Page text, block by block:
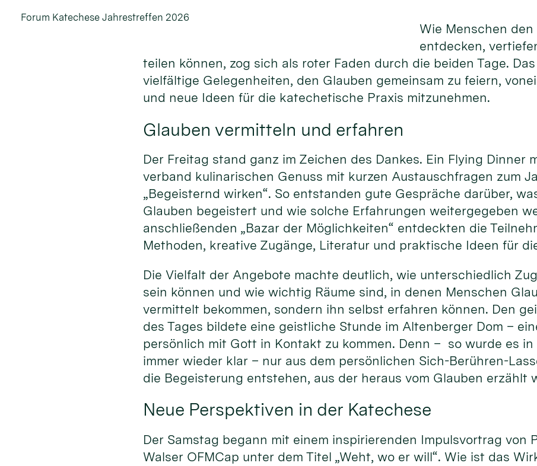
Forum Katechese Jahrestreffen 2026
Wie Menschen den
entdecken,
teilen können, zog sich als roter Faden durch die beiden Tage.
vielfältige Gelegenheiten, den Glauben gemeinsam zu feiern,
und neue Ideen für die katechetische Praxis mitzunehmen.
Glauben vermitteln und erfahren
Der Freitag stand ganz im Zeichen des Dankes. Ein Flying Dinner
verband kulinarischen Genuss mit kurzen Austauschfragen zum
„Begeisternd wirken“. So entstanden gute Gespräche darüber,
Glauben begeistert und wie solche Erfahrungen weitergegeben
anschließenden „Bazar der Möglichkeiten“ entdeckten die
Methoden, kreative Zugänge, Literatur und praktische Ideen für
Die Vielfalt der Angebote machte deutlich, wie unterschiedlich
sein können und wie wichtig Räume sind, in denen Menschen
vermittelt bekommen, sondern ihn selbst erfahren können. Den
des Tages bildete eine geistliche Stunde im Altenberger Dom –
persönlich mit Gott in Kontakt zu kommen. Denn – so wurde es in
immer wieder klar – nur aus dem persönlichen Sich-Berühren-
die Begeisterung entstehen, aus der heraus vom Glauben erzählt
Neue Perspektiven in der Katechese
Der Samstag begann mit einem inspirierenden Impulsvortrag von
Walser OFMCap unter dem Titel „Weht, wo er will“. Wie ist das